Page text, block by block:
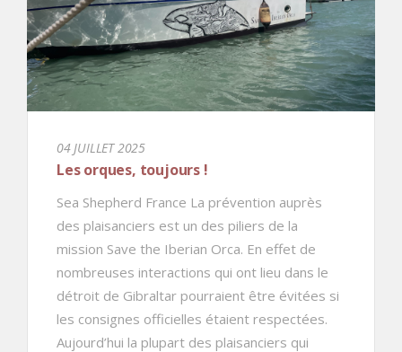
04 JUILLET 2025
Les orques, toujours !
Sea Shepherd France La prévention auprès
des plaisanciers est un des piliers de la
mission Save the Iberian Orca. En effet de
nombreuses interactions qui ont lieu dans le
détroit de Gibraltar pourraient être évitées si
les consignes officielles étaient respectées.
Aujourd’hui la plupart des plaisanciers qui